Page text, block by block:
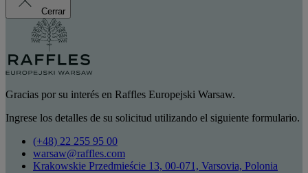
Cerrar
Gracias por su interés en Raffles Europejski Warsaw.
Ingrese los detalles de su solicitud utilizando el siguiente formulario.
(+48) 22 255 95 00
warsaw@raffles.com
Krakowskie Przedmieście 13, 00-071, Varsovia, Polonia